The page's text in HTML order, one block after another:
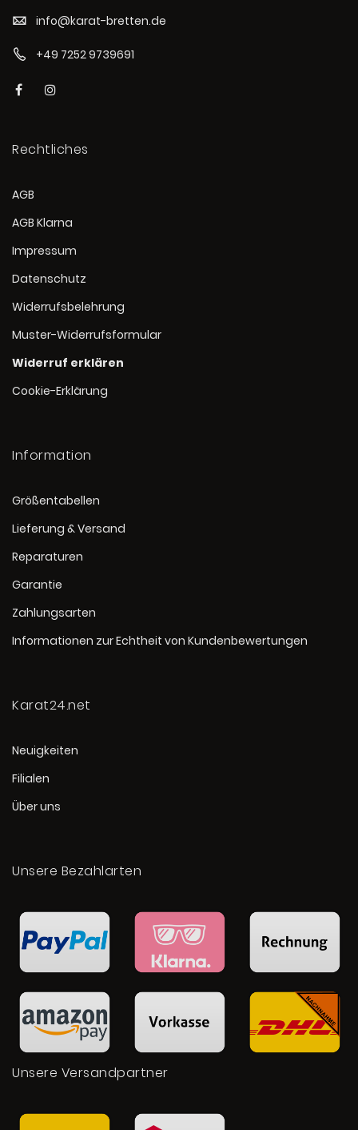
info@karat-bretten.de
+49 7252 9739691
Rechtliches
AGB
AGB Klarna
Impressum
Datenschutz
Widerrufsbelehrung
Muster-Widerrufsformular
Widerruf erklären
Cookie-Erklärung
Information
Größentabellen
Lieferung & Versand
Reparaturen
Garantie
Zahlungsarten
Informationen zur Echtheit von Kundenbewertungen
Karat24.net
Neuigkeiten
Filialen
Über uns
Unsere Bezahlarten
Unsere Versandpartner